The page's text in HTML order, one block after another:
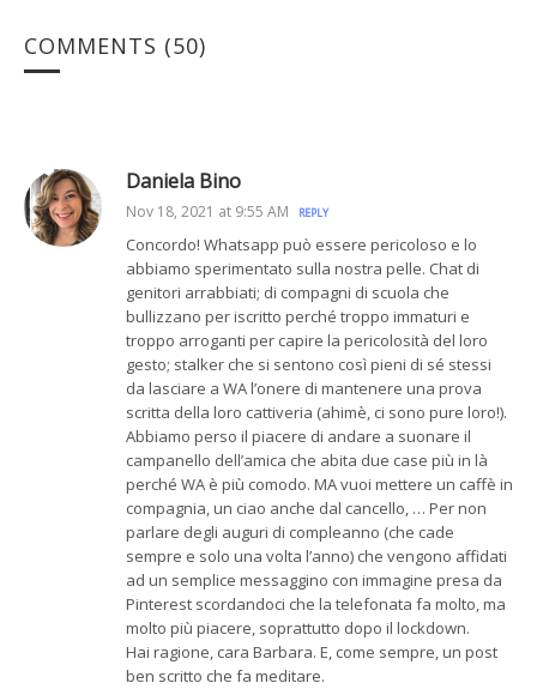
COMMENTS (50)
Daniela Bino
Nov 18, 2021 at 9:55 AM REPLY
Concordo! Whatsapp può essere pericoloso e lo
abbiamo sperimentato sulla nostra pelle. Chat di
genitori arrabbiati; di compagni di scuola che
bullizzano per iscritto perché troppo immaturi e
troppo arroganti per capire la pericolosità del loro
gesto; stalker che si sentono così pieni di sé stessi
da lasciare a WA l’onere di mantenere una prova
scritta della loro cattiveria (ahimè, ci sono pure loro!).
Abbiamo perso il piacere di andare a suonare il
campanello dell’amica che abita due case più in là
perché WA è più comodo. MA vuoi mettere un caffè in
compagnia, un ciao anche dal cancello, … Per non
parlare degli auguri di compleanno (che cade
sempre e solo una volta l’anno) che vengono affidati
ad un semplice messaggino con immagine presa da
Pinterest scordandoci che la telefonata fa molto, ma
molto più piacere, soprattutto dopo il lockdown.
Hai ragione, cara Barbara. E, come sempre, un post
ben scritto che fa meditare.